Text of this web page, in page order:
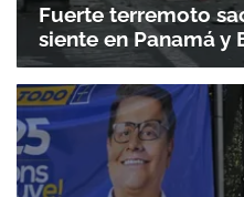
Fuerte terremoto
siente en Panamá y